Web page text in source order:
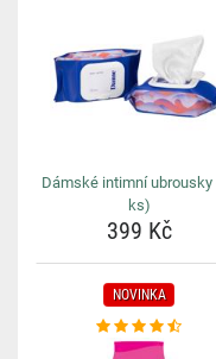
Dámské intimní ubrousky
ks)
399 Kč
NOVINKA